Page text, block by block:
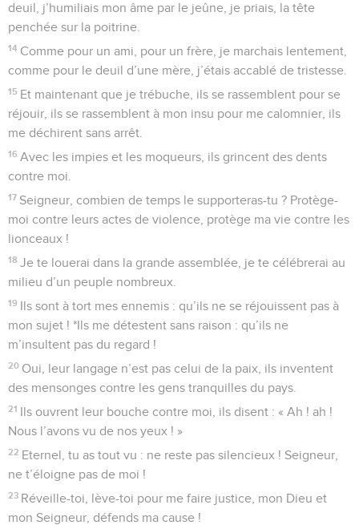
deuil, j’humiliais mon âme par le jeûne, je priais, la tête
penchée sur la poitrine.
14 Comme pour un ami, pour un frère, je marchais lentement,
comme pour le deuil d’une mère, j’étais accablé de tristesse.
15 Et maintenant que je trébuche, ils se rassemblent pour se
réjouir, ils se rassemblent à mon insu pour me calomnier, ils
me déchirent sans arrêt.
16 Avec les impies et les moqueurs, ils grincent des dents
contre moi.
17 Seigneur, combien de temps le supporteras-tu ? Protège-
moi contre leurs actes de violence, protège ma vie contre les
lionceaux !
18 Je te louerai dans la grande assemblée, je te célébrerai au
milieu d’un peuple nombreux.
19 Ils sont à tort mes ennemis : qu’ils ne se réjouissent pas à
mon sujet ! *Ils me détestent sans raison : qu’ils ne
m’insultent pas du regard !
20 Oui, leur langage n’est pas celui de la paix, ils inventent
des mensonges contre les gens tranquilles du pays.
21 Ils ouvrent leur bouche contre moi, ils disent : « Ah ! ah !
Nous l’avons vu de nos yeux ! »
22 Eternel, tu as tout vu : ne reste pas silencieux ! Seigneur,
ne t’éloigne pas de moi !
23 Réveille-toi, lève-toi pour me faire justice, mon Dieu et
mon Seigneur, défends ma cause !